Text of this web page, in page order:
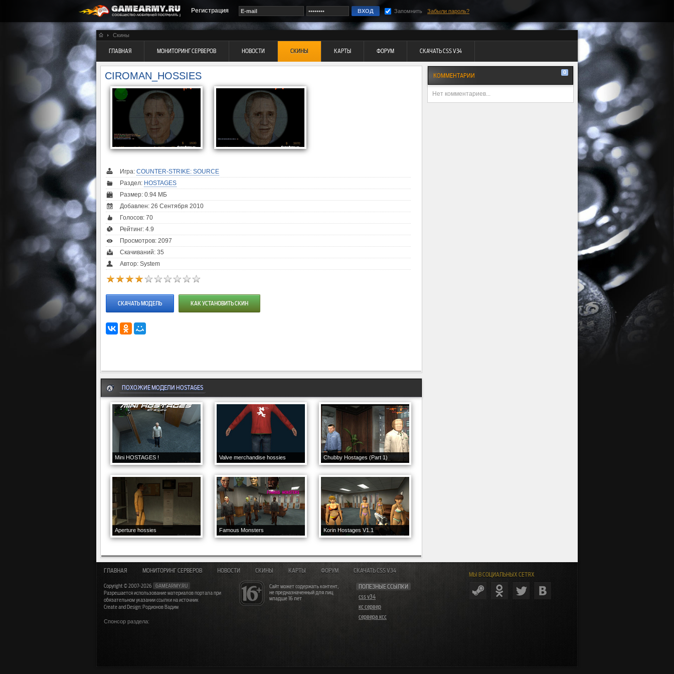
Регистрация Запомнить Забыли пароль?
Скины
ГЛАВНАЯ МОНИТОРИНГ СЕРВЕРОВ НОВОСТИ СКИНЫ КАРТЫ ФОРУМ СКАЧАТЬ CSS V34
CIROMAN_HOSSIES
Игра: COUNTER-STRIKE: SOURCE
Раздел: HOSTAGES
Размер: 0.94 МБ
Добавлен: 26 Сентября 2010
Голосов: 70
Рейтинг: 4.9
Просмотров: 2097
Скачиваний: 35
Автор: System
СКАЧАТЬ МОДЕЛЬ КАК УСТАНОВИТЬ СКИН
ПОХОЖИЕ МОДЕЛИ HOSTAGES
Mini HOSTAGES ! Valve merchandise hossies Chubby Hostages (Part 1)
Aperture hossies Famous Monsters Korin Hostages V1.1
КОММЕНТАРИИ 0
Нет комментариев...
МЫ В СОЦИАЛЬНЫХ СЕТЯХ
Сайт может содержать контент,
не предназначенный для лиц
младше 16 лет
ПОЛЕЗНЫЕ ССЫЛКИ
css v34
кс сервер
сервера ксс
ГЛАВНАЯ МОНИТОРИНГ СЕРВЕРОВ НОВОСТИ СКИНЫ КАРТЫ ФОРУМ СКАЧАТЬ CSS V34
Copyright © 2007-2026
GAMEARMY.RU
Разрешается использование материалов портала при
обязательном указании ссылки на источник
Create and Design: Родионов Вадим
Спонсор раздела: